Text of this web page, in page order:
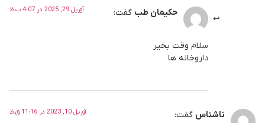
حکیمان طب گفت: آوریل 29, 2025 در 4:07 ب.ظ
سلام وقت بخیر
داروخانه ها
ناشناس گفت: آوریل 10, 2023 در 11:16 ق.ظ